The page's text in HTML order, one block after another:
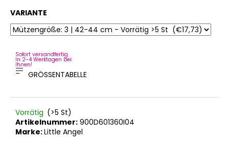
VARIANTE
Sofort versandfertig.
In 2-4 Werktagen bei
Ihnen!
GRÖSSENTABELLE
Vorrätig (>5 St)
Artikelnummer: 900D601360I04
Marke:Little Angel